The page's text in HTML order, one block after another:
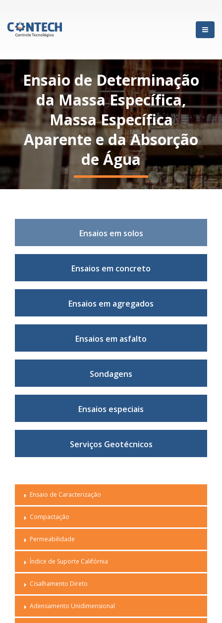
Ensaio de Determinação
da Massa Específica,
Massa Específica
Aparente e da Absorção
de Água
Ensaios em solos
Ensaios em concreto
Ensaios em agregados
Ensaios em asfalto
Sondagens
Ensaios especiais
Serviços Geotécnicos
Ensaio de Caracterização
Compactação
Permeabilidade
Índice de Suporte Califórnia
Cisalhamento Direto
Adensamento Unidimensional